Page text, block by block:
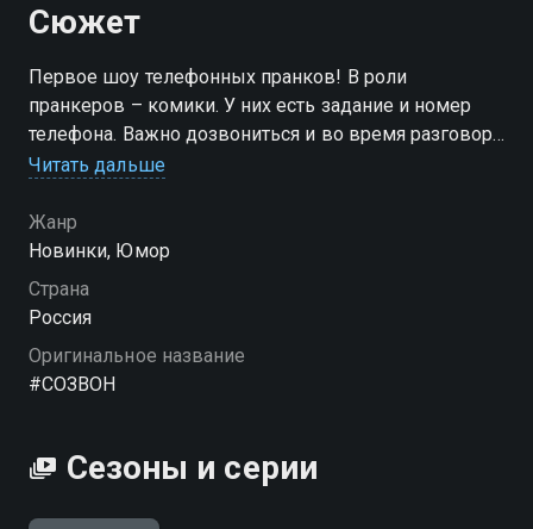
Сюжет
Первое шоу телефонных пранков! В роли
пранкеров – комики. У них есть задание и номер
телефона. Важно дозвониться и во время разговора
вставлять «неожиданные» фразы, появляющиеся на
и озвучить все, что появляется на экране гаджета!
Читать дальше
Жанр
Новинки, Юмор
Страна
Россия
Оригинальное название
#СОЗВОН
Сезоны и серии